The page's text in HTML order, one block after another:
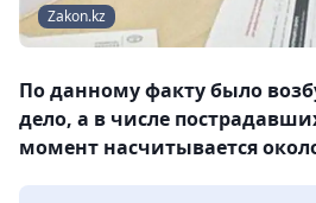
Zakon.kz
По данному факту было
дело, а в числе
момент насчитывается